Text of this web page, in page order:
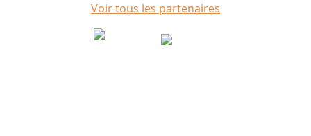
Voir tous les partenaires